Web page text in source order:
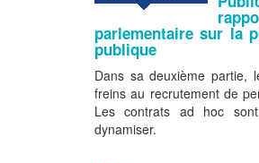
parlementaire sur la
publique
Dans sa deuxième partie,
freins au recrutement de
Les contrats ad hoc
dynamiser.